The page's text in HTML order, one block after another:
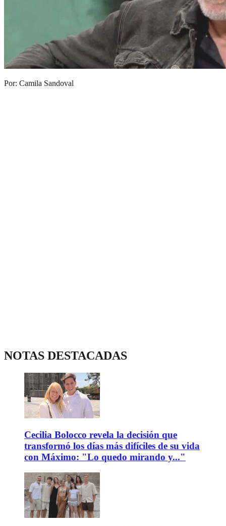
Por: Camila Sandoval
NOTAS DESTACADAS
Cecilia Bolocco revela la decisión que
transformó los días más difíciles de su vida
con Máximo: "Lo quedo mirando y..."